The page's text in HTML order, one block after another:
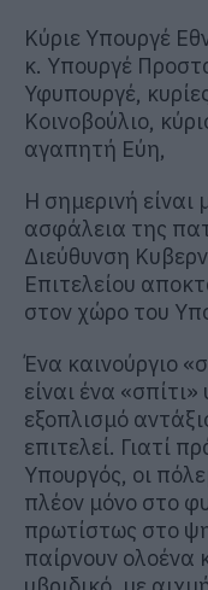
Κύριε Υπουργέ
κ. Υπουργέ
Υφυπουργέ,
Κοινοβούλιο,
αγαπητή Εύη,
Η σημερινή είναι
ασφάλεια της
Διεύθυνση
Επιτελείου
στον χώρο του
Ένα καινούργιο
είναι ένα
εξοπλισμό
επιτελεί. Γιατί
Υπουργός, οι
πλέον μόνο στο
πρωτίστως στο
παίρνουν ολοένα